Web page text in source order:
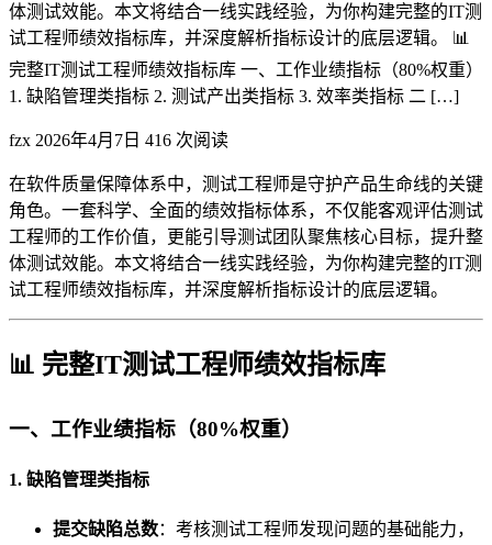
体测试效能。本文将结合一线实践经验，为你构建完整的IT测
试工程师绩效指标库，并深度解析指标设计的底层逻辑。 📊
完整IT测试工程师绩效指标库 一、工作业绩指标（80%权重）
1. 缺陷管理类指标 2. 测试产出类指标 3. 效率类指标 二 […]
fzx 2026年4月7日 416 次阅读
在软件质量保障体系中，测试工程师是守护产品生命线的关键
角色。一套科学、全面的绩效指标体系，不仅能客观评估测试
工程师的工作价值，更能引导测试团队聚焦核心目标，提升整
体测试效能。本文将结合一线实践经验，为你构建完整的IT测
试工程师绩效指标库，并深度解析指标设计的底层逻辑。
📊 完整IT测试工程师绩效指标库
一、工作业绩指标（80%权重）
1. 缺陷管理类指标
提交缺陷总数：考核测试工程师发现问题的基础能力，